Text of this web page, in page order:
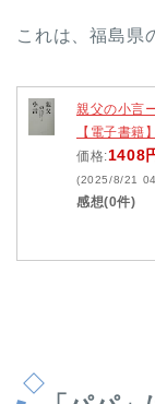
これは、福島県
親父の小言
【電子書籍
価格:1408
(2025/8/21
感想(0件)